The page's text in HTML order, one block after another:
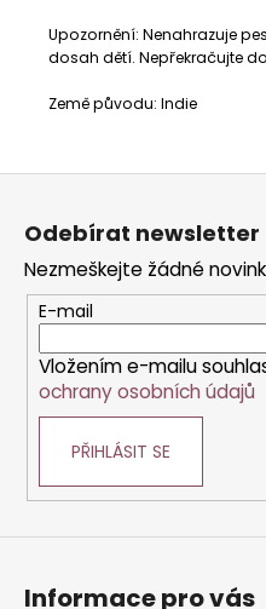
Upozornění: Nenahrazuje
dosah dětí. Nepřekračujte
Země původu: Indie
Z
Odebírat newsletter
Nezmeškejte žádné
E-mail
Vložením e-mailu
ochrany osobních údajů
PŘIHLÁSIT SE
Informace pro vás